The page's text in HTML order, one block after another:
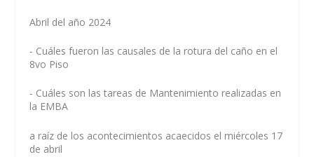
Abril del año 2024
- Cuáles fueron las causales de la rotura del caño en el
8vo Piso
- Cuáles son las tareas de Mantenimiento realizadas en
la EMBA
a raíz de los acontecimientos acaecidos el miércoles 17
de abril